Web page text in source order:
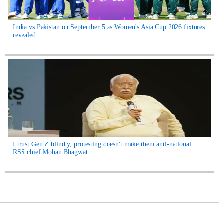
India vs Pakistan on September 5 as Women's Asia Cup 2026 fixtures
revealed...
I trust Gen Z blindly, protesting doesn't make them anti-national:
RSS chief Mohan Bhagwat...